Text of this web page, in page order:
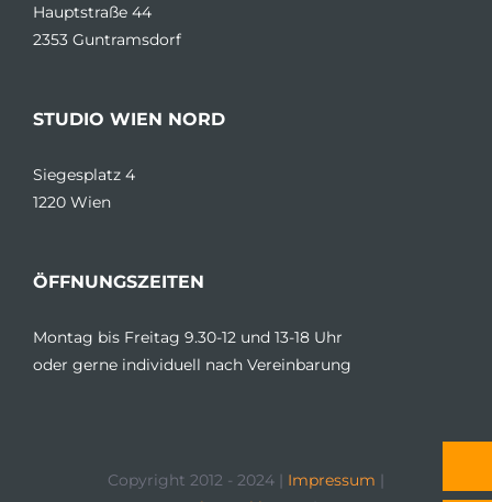
Hauptstraße 44
2353 Guntramsdorf
STUDIO WIEN NORD
Siegesplatz 4
1220 Wien
ÖFFNUNGSZEITEN
Montag bis Freitag 9.30-12 und 13-18 Uhr
oder gerne individuell nach Vereinbarung
Copyright 2012 - 2024 | Impressum |